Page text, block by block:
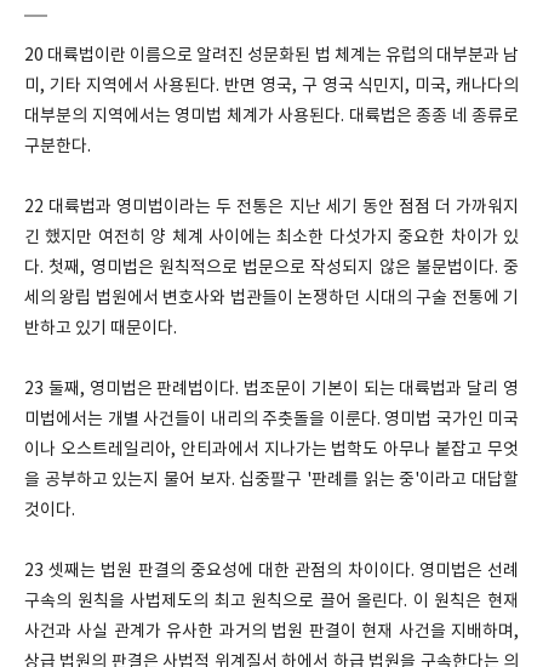
20 대륙법이란 이름으로 알려진 성문화된 법 체계는 유럽의 대부분과 남
미, 기타 지역에서 사용된다. 반면 영국, 구 영국 식민지, 미국, 캐나다의
대부분의 지역에서는 영미법 체계가 사용된다. 대륙법은 종종 네 종류로
구분한다.
22 대륙법과 영미법이라는 두 전통은 지난 세기 동안 점점 더 가까워지
긴 했지만 여전히 양 체계 사이에는 최소한 다섯가지 중요한 차이가 있
다. 첫째, 영미법은 원칙적으로 법문으로 작성되지 않은 불문법이다. 중
세의 왕립 법원에서 변호사와 법관들이 논쟁하던 시대의 구술 전통에 기
반하고 있기 때문이다.
23 둘째, 영미법은 판례법이다. 법조문이 기본이 되는 대륙법과 달리 영
미법에서는 개별 사건들이 내리의 주춧돌을 이룬다. 영미법 국가인 미국
이나 오스트레일리아, 안티과에서 지나가는 법학도 아무나 붙잡고 무엇
을 공부하고 있는지 물어 보자. 십중팔구 '판례를 읽는 중'이라고 대답할
것이다.
23 셋째는 법원 판결의 중요성에 대한 관점의 차이이다. 영미법은 선례
구속의 원칙을 사법제도의 최고 원칙으로 끌어 올린다. 이 원칙은 현재
사건과 사실 관계가 유사한 과거의 법원 판결이 현재 사건을 지배하며,
상급 법원의 판결은 사법적 위계질서 하에서 하급 법원을 구속한다는 의